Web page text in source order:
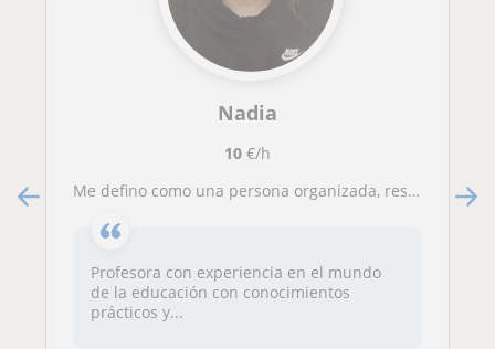
Nadia
10€/h
Me defino como una persona organizada, resolutiva y resiliente.
Profesora con experiencia en el mundo
de la educación con conocimientos
prácticos y...